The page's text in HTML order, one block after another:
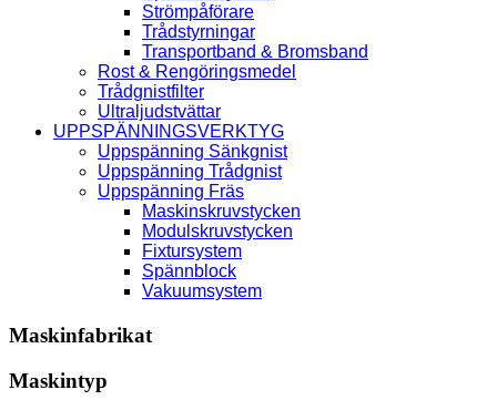
Strömpåförare
Trådstyrningar
Transportband & Bromsband
Rost & Rengöringsmedel
Trådgnistfilter
Ultraljudstvättar
UPPSPÄNNINGSVERKTYG
Uppspänning Sänkgnist
Uppspänning Trådgnist
Uppspänning Fräs
Maskinskruvstycken
Modulskruvstycken
Fixtursystem
Spännblock
Vakuumsystem
Maskinfabrikat
Maskintyp